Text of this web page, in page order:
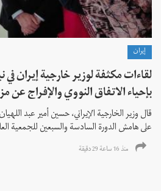
إيران
لقاءات مكثفة لوزير خارجية إيران
بإحياء الاتفاق النووي والإفراج
قال وزير الخارجية الإيراني، حسين أمير عبد
على هامش الدورة السادسة والسبعين للجمعية
منذ 16 ساعة 29 دقیقة